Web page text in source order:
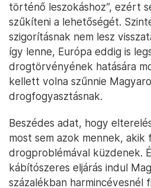
történő leszokáshoz”, ezért
szűkíteni a lehetőségét.
szigorításnak nem lesz
így lenne, Európa eddig is
drogtörvényének hatására
kellett volna szűnnie
drogfogyasztásnak.
Beszédes adat, hogy
most sem azok mennek,
drogproblémával küzdenek.
kábítószeres eljárás indul
százalékban harmincévesnél